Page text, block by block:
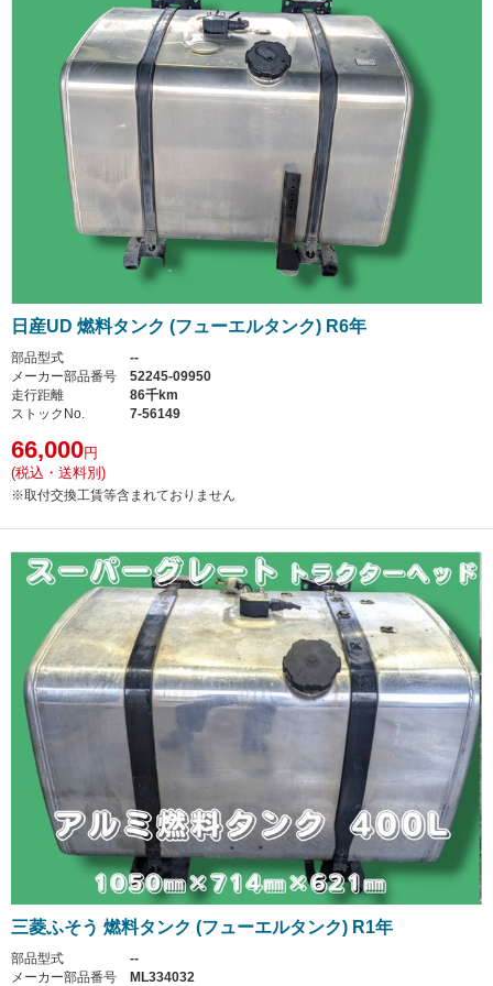
日産UD 燃料タンク (フューエルタンク) R6年
部品型式
--
メーカー部品番号
52245-09950
走行距離
86千km
ストックNo.
7-56149
66,000円
(税込・送料別)
※取付交換工賃等含まれておりません
三菱ふそう 燃料タンク (フューエルタンク) R1年
部品型式
--
メーカー部品番号
ML334032